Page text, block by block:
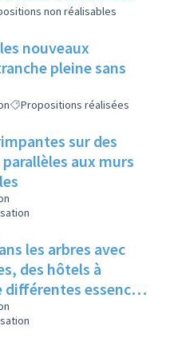
non réalisables
nouveaux
pleine sans
Propositions réalisées
sur des
aux murs
les arbres avec
des hôtels à
essences
sur la place du